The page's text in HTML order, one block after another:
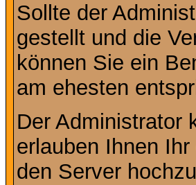
Sollte der
gestellt und die
können Sie ein
am ehesten
Der Administrator
erlauben Ihnen
den Server